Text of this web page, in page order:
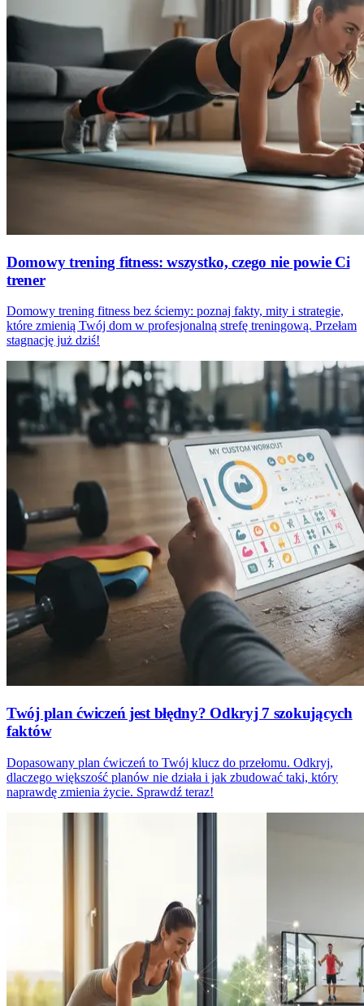
Domowy trening fitness: wszystko, czego nie powie Ci
trener
Domowy trening fitness bez ściemy: poznaj fakty, mity i strategie,
które zmienią Twój dom w profesjonalną strefę treningową. Przełam
stagnację już dziś!
Twój plan ćwiczeń jest błędny? Odkryj 7 szokujących
faktów
Dopasowany plan ćwiczeń to Twój klucz do przełomu. Odkryj,
dlaczego większość planów nie działa i jak zbudować taki, który
naprawdę zmienia życie. Sprawdź teraz!